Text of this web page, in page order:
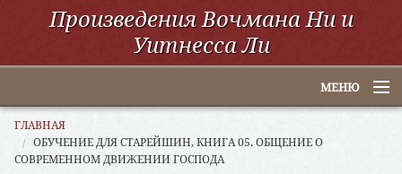
Произведения Вочмана Ни и
Уитнесса Ли
МЕНЮ
Главная
По алфавиту
ГЛАВНАЯ
ОБУЧЕНИЕ ДЛЯ СТАРЕЙШИН, КНИГА 05. ОБЩЕНИЕ О
СОВРЕМЕННОМ ДВИЖЕНИИ ГОСПОДА